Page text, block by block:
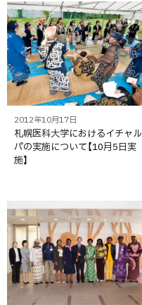
2012年10月17日
札幌医科大学におけるイチャル
パの実施について【10月5日実
施】